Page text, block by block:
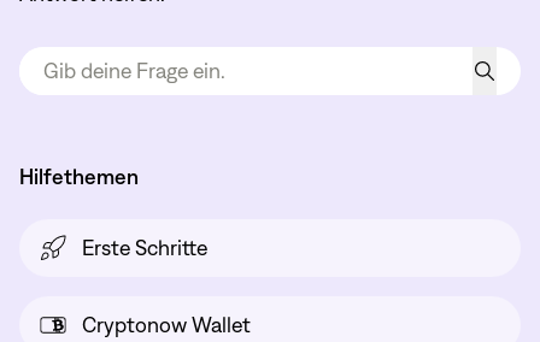
Hilfethemen
Erste Schritte
Cryptonow Wallet